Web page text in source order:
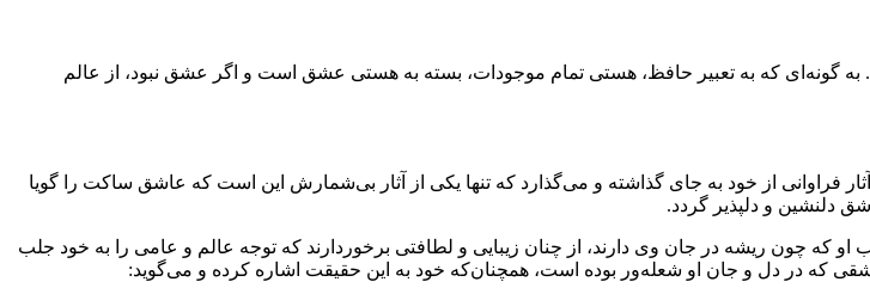
به گونه‌ای که به تعبیر حافظ، هستی تمام موجودات، بسته به هستی عشق است و اگر عشق نبود، از عالم
فراوانی از خود به جای گذاشته و می‌گذارد که تنها یکی از آثار بی‌شمارش این است که عاشق ساکت را گویا
دلنشین و دلپذیر گردد.
که چون ریشه در جان وی دارند، از چنان زیبایی و لطافتی برخوردارند که توجه عالم و عامی را به خود جلب
که در دل و جان او شعله‌ور بوده است، همچنان‌که خود به این حقیقت اشاره کرده و می‌گوید: